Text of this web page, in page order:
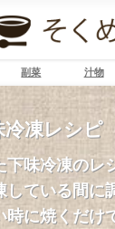
副菜 汁物
冷凍レシピ
下味冷凍のレ
している間に
時に焼くだけ